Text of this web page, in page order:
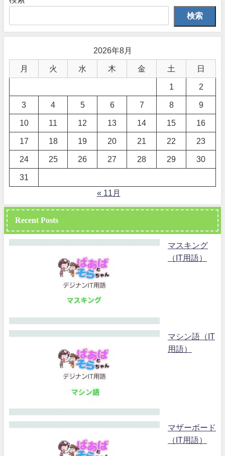
検索
2026年8月
月 火 水 木 金 土 日
1 2
3 4 5 6 7 8 9
10 11 12 13 14 15 16
17 18 19 20 21 22 23
24 25 26 27 28 29 30
31
« 11月
Recent Posts
マスキング
（IT用語）
マシン語（IT
用語）
マザーボード
（IT用語）